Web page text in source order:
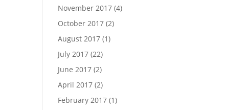
November 2017 (4)
October 2017 (2)
August 2017 (1)
July 2017 (22)
June 2017 (2)
April 2017 (2)
February 2017 (1)